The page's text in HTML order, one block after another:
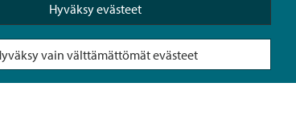
Hyväksy evästeet
vain välttämättömät evästeet
kysymykset
asiointi Sipoon Oma asioinnissa